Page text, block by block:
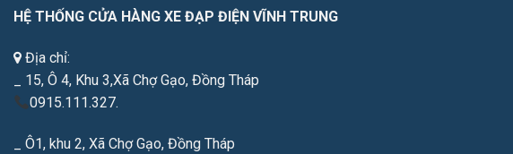
HỆ THỐNG CỬA HÀNG XE ĐẠP ĐIỆN VĨNH TRUNG
Địa chỉ:
_ 15, Ô 4, Khu 3,Xã Chợ Gạo, Đồng Tháp
0915.111.327.
_ Ô1, khu 2, Xã Chợ Gạo, Đồng Tháp